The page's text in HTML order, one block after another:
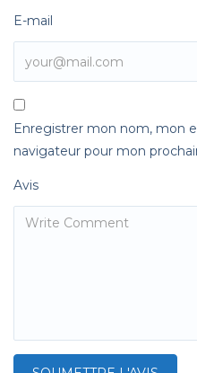
E-mail
Enregistrer mon nom, mon
navigateur pour mon
Avis